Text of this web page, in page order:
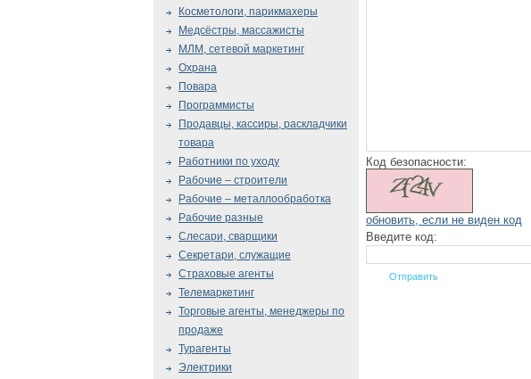
Код безопасности:
обновить, если не виден код
Введите код:
Косметологи, парикмахеры
Медсёстры, массажисты
МЛМ, сетевой маркетинг
Охрана
Повара
Программисты
Продавцы, кассиры, раскладчики
товара
Работники по уходу
Рабочие – строители
Рабочие – металлообработка
Рабочие разные
Слесари, сварщики
Секретари, служащие
Страховые агенты
Телемаркетинг
Торговые агенты, менеджеры по
продаже
Турагенты
Электрики